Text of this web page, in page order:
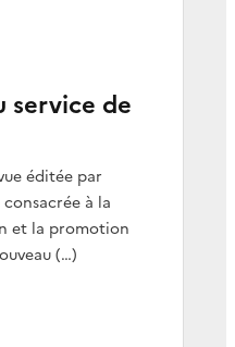
service de
éditée par
à la
et la promotion
(…)